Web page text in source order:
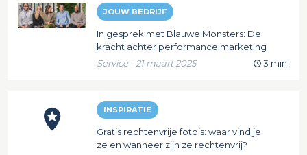
JOUW BEDRIJF
In gesprek met Blauwe Monsters: De
kracht achter performance marketing
Service - 21 maart 2025
3 min.
INSPIRATIE
Gratis rechtenvrije foto’s: waar vind je
ze en wanneer zijn ze rechtenvrij?